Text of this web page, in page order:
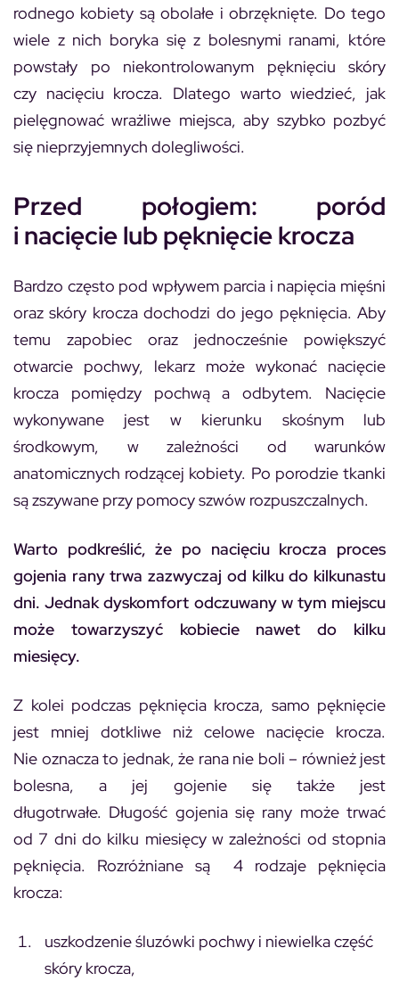
rodnego kobiety są obolałe i obrzęknięte. Do tego
wiele z nich boryka się z bolesnymi ranami, które
powstały po niekontrolowanym pęknięciu skóry
czy nacięciu krocza. Dlatego warto wiedzieć, jak
pielęgnować wrażliwe miejsca, aby szybko pozbyć
się nieprzyjemnych dolegliwości.
Przed połogiem: poród
i nacięcie lub pęknięcie krocza
Bardzo często pod wpływem parcia i napięcia mięśni
oraz skóry krocza dochodzi do jego pęknięcia. Aby
temu zapobiec oraz jednocześnie powiększyć
otwarcie pochwy, lekarz może wykonać nacięcie
krocza pomiędzy pochwą a odbytem. Nacięcie
wykonywane jest w kierunku skośnym lub
środkowym, w zależności od warunków
anatomicznych rodzącej kobiety. Po porodzie tkanki
są zszywane przy pomocy szwów rozpuszczalnych.
Warto podkreślić, że po nacięciu krocza proces
gojenia rany trwa zazwyczaj od kilku do kilkunastu
dni. Jednak dyskomfort odczuwany w tym miejscu
może towarzyszyć kobiecie nawet do kilku
miesięcy.
Z kolei podczas pęknięcia krocza, samo pęknięcie
jest mniej dotkliwe niż celowe nacięcie krocza.
Nie oznacza to jednak, że rana nie boli – również jest
bolesna, a jej gojenie się także jest
długotrwałe. Długość gojenia się rany może trwać
od 7 dni do kilku miesięcy w zależności od stopnia
pęknięcia. Rozróżniane są 4 rodzaje pęknięcia
krocza:
uszkodzenie śluzówki pochwy i niewielka część
skóry krocza,